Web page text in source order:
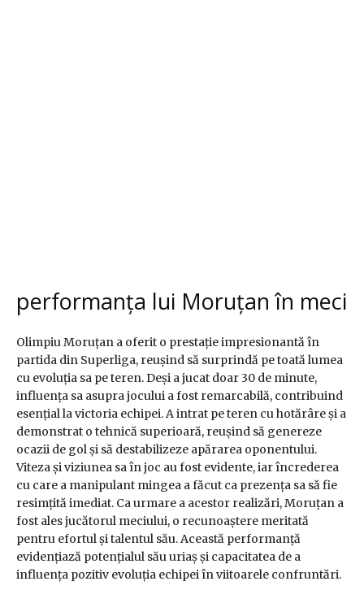
performanța lui Moruțan în meci
Olimpiu Moruțan a oferit o prestație impresionantă în
partida din Superliga, reușind să surprindă pe toată lumea
cu evoluția sa pe teren. Deși a jucat doar 30 de minute,
influența sa asupra jocului a fost remarcabilă, contribuind
esențial la victoria echipei. A intrat pe teren cu hotărâre și a
demonstrat o tehnică superioară, reușind să genereze
ocazii de gol și să destabilizeze apărarea oponentului.
Viteza și viziunea sa în joc au fost evidente, iar încrederea
cu care a manipulant mingea a făcut ca prezența sa să fie
resimțită imediat. Ca urmare a acestor realizări, Moruțan a
fost ales jucătorul meciului, o recunoaștere meritată
pentru efortul și talentul său. Această performanță
evidențiază potențialul său uriaș și capacitatea de a
influența pozitiv evoluția echipei în viitoarele confruntări.